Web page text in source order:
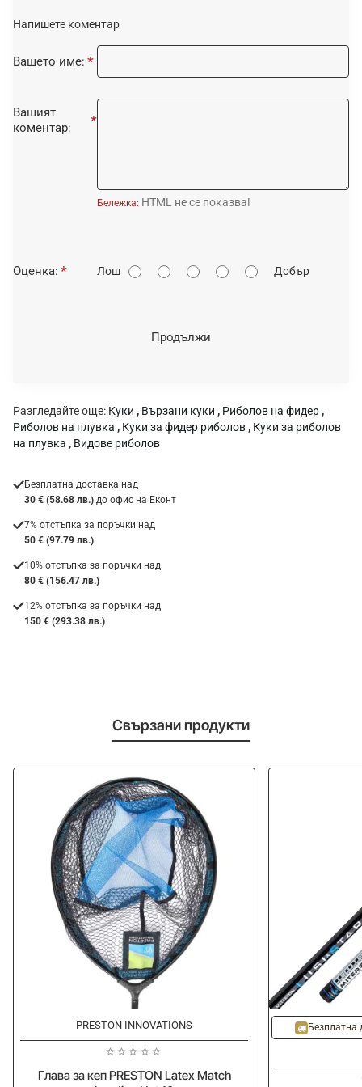
Напишете коментар
Вашето име:
Вашият
коментар:
Бележка: HTML не се показва!
О
Оценка: Лош Добър
Продължи
Разгледайте още: Куки , Вързани куки , Риболов на фидер ,
Риболов на плувка , Куки за фидер риболов , Куки за риболов
на плувка , Видове риболов
Безплатна доставка над
30 € (58.68 лв.) до офис на Еконт
7% отстъпка за поръчки над
50 € (97.79 лв.)
10% отстъпка за поръчки над
80 € (156.47 лв.)
12% отстъпка за поръчки над
150 € (293.38 лв.)
Свързани продукти
PRESTON INNOVATIONS
Глава за кеп PRESTON Latex Match
Безплатна